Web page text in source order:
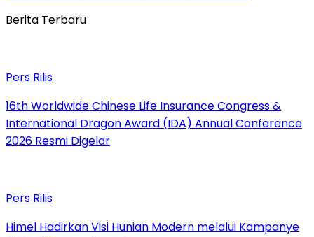
Berita Terbaru
Pers Rilis
16th Worldwide Chinese Life Insurance Congress &
International Dragon Award (IDA) Annual Conference
2026 Resmi Digelar
Pers Rilis
Himel Hadirkan Visi Hunian Modern melalui Kampanye